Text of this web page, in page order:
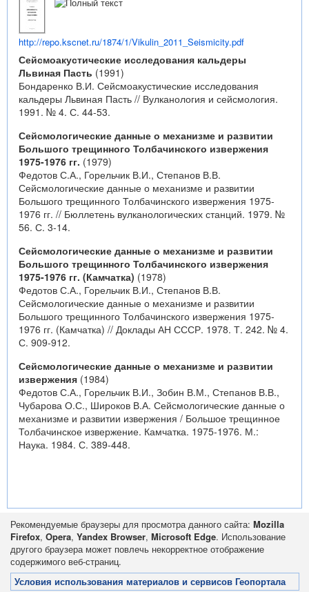
http://repo.kscnet.ru/1874/1/Vikulin_2011_Seismicity.pdf
Сейсмоакустические исследования кальдеры
Львиная Пасть (1991)
Бондаренко В.И. Сейсмоакустические исследования
кальдеры Львиная Пасть // Вулканология и сейсмология.
1991. № 4. С. 44-53.
Сейсмологические данные о механизме и развитии
Большого трещинного Толбачинского извержения
1975-1976 гг. (1979)
Федотов С.А., Горельчик В.И., Степанов В.В.
Сейсмологические данные о механизме и развитии
Большого трещинного Толбачинского извержения 1975-
1976 гг. // Бюллетень вулканологических станций. 1979. №
56. С. 3-14.
Сейсмологические данные о механизме и развитии
Большого трещинного Толбачинского извержения
1975-1976 гг. (Камчатка) (1978)
Федотов С.А., Горельчик В.И., Степанов В.В.
Сейсмологические данные о механизме и развитии
Большого трещинного Толбачинского извержения 1975-
1976 гг. (Камчатка) // Доклады АН СССР. 1978. Т. 242. № 4.
С. 909-912.
Сейсмологические данные о механизме и развитии
извержения (1984)
Федотов С.А., Горельчик В.И., Зобин В.М., Степанов В.В.,
Чубарова О.С., Широков В.А. Сейсмологические данные о
механизме и развитии извержения / Большое трещинное
Толбачинское извержение. Камчатка. 1975-1976. М.:
Наука. 1984. С. 389-448.
Рекомендуемые браузеры для просмотра данного сайта: Mozilla
Firefox, Opera, Yandex Browser, Microsoft Edge. Использование
другого браузера может повлечь некорректное отображение
содержимого веб-страниц.
Условия использования материалов и сервисов Геопортала